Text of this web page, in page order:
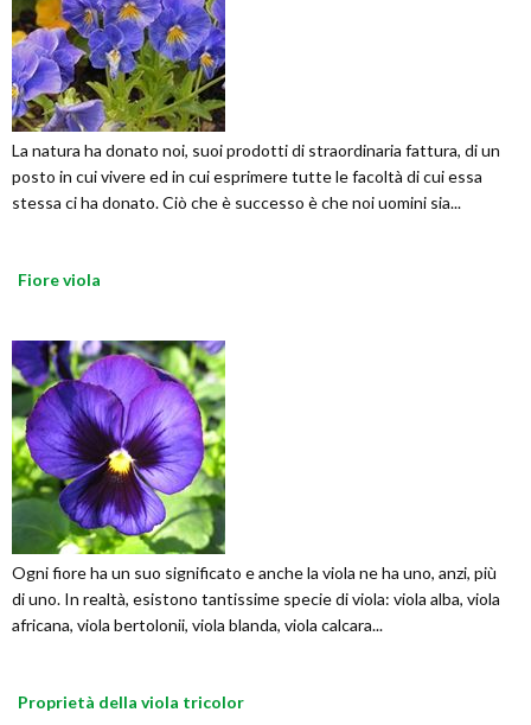
La natura ha donato noi, suoi prodotti di straordinaria fattura, di un
posto in cui vivere ed in cui esprimere tutte le facoltà di cui essa
stessa ci ha donato. Ciò che è successo è che noi uomini sia...
Fiore viola
Ogni fiore ha un suo significato e anche la viola ne ha uno, anzi, più
di uno. In realtà, esistono tantissime specie di viola: viola alba, viola
africana, viola bertolonii, viola blanda, viola calcara...
Proprietà della viola tricolor